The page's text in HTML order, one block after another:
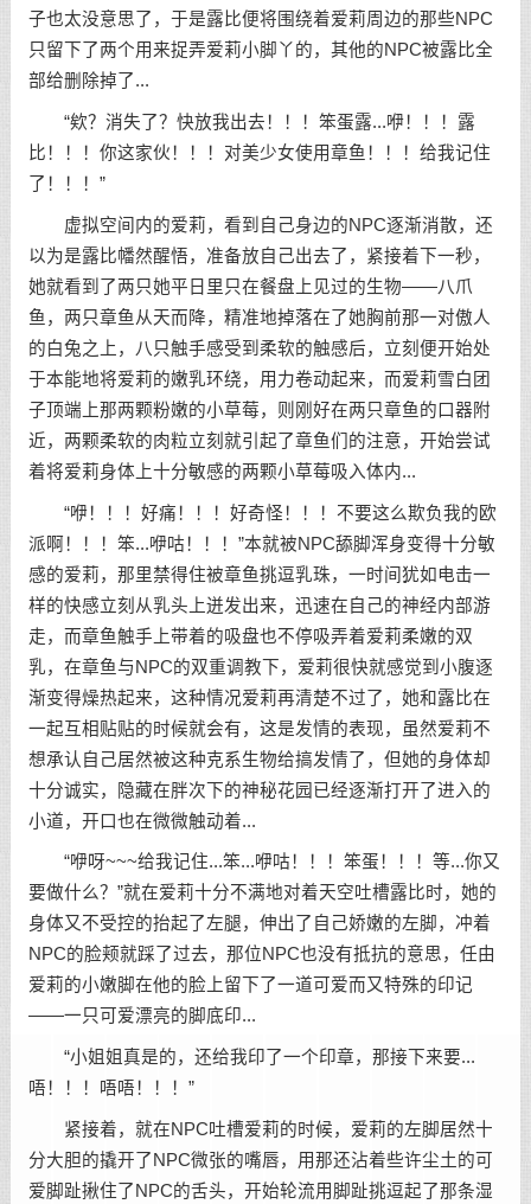
子也太没意思了，于是露比便将围绕着爱莉周边的那些NPC
只留下了两个用来捉弄爱莉小脚丫的，其他的NPC被露比全
部给删除掉了...
“欸？消失了？快放我出去！！！笨蛋露...咿！！！露
比！！！你这家伙！！！对美少女使用章鱼！！！给我记住
了！！！”
虚拟空间内的爱莉，看到自己身边的NPC逐渐消散，还
以为是露比幡然醒悟，准备放自己出去了，紧接着下一秒，
她就看到了两只她平日里只在餐盘上见过的生物——八爪
鱼，两只章鱼从天而降，精准地掉落在了她胸前那一对傲人
的白兔之上，八只触手感受到柔软的触感后，立刻便开始处
于本能地将爱莉的嫩乳环绕，用力卷动起来，而爱莉雪白团
子顶端上那两颗粉嫩的小草莓，则刚好在两只章鱼的口器附
近，两颗柔软的肉粒立刻就引起了章鱼们的注意，开始尝试
着将爱莉身体上十分敏感的两颗小草莓吸入体内...
“咿！！！好痛！！！好奇怪！！！不要这么欺负我的欧
派啊！！！笨...咿咕！！！”本就被NPC舔脚浑身变得十分敏
感的爱莉，那里禁得住被章鱼挑逗乳珠，一时间犹如电击一
样的快感立刻从乳头上迸发出来，迅速在自己的神经内部游
走，而章鱼触手上带着的吸盘也不停吸弄着爱莉柔嫩的双
乳，在章鱼与NPC的双重调教下，爱莉很快就感觉到小腹逐
渐变得燥热起来，这种情况爱莉再清楚不过了，她和露比在
一起互相贴贴的时候就会有，这是发情的表现，虽然爱莉不
想承认自己居然被这种克系生物给搞发情了，但她的身体却
十分诚实，隐藏在胖次下的神秘花园已经逐渐打开了进入的
小道，开口也在微微触动着...
“咿呀~~~给我记住...笨...咿咕！！！笨蛋！！！等...你又
要做什么？”就在爱莉十分不满地对着天空吐槽露比时，她的
身体又不受控的抬起了左腿，伸出了自己娇嫩的左脚，冲着
NPC的脸颊就踩了过去，那位NPC也没有抵抗的意思，任由
爱莉的小嫩脚在他的脸上留下了一道可爱而又特殊的印记
——一只可爱漂亮的脚底印...
“小姐姐真是的，还给我印了一个印章，那接下来要...
唔！！！唔唔！！！”
紧接着，就在NPC吐槽爱莉的时候，爱莉的左脚居然十
分大胆的撬开了NPC微张的嘴唇，用那还沾着些许尘土的可
爱脚趾揪住了NPC的舌头，开始轮流用脚趾挑逗起了那条湿